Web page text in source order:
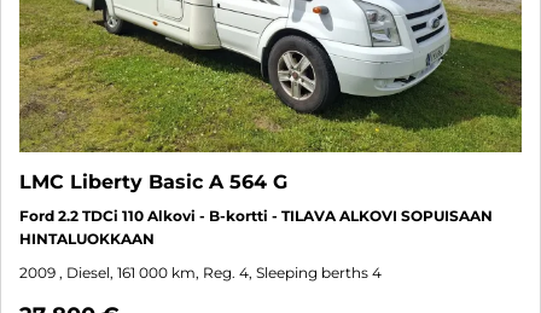
LMC Liberty Basic A 564 G
Ford 2.2 TDCi 110 Alkovi - B-kortti - TILAVA ALKOVI SOPUISAAN
HINTALUOKKAAN
2009 , Diesel, 161 000 km, Reg. 4, Sleeping berths 4